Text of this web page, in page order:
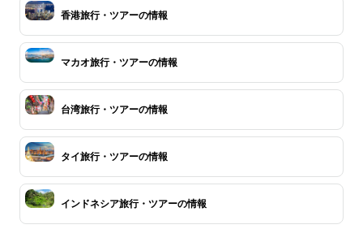
香港旅行・ツアーの情報
マカオ旅行・ツアーの情報
台湾旅行・ツアーの情報
タイ旅行・ツアーの情報
インドネシア旅行・ツアーの情報